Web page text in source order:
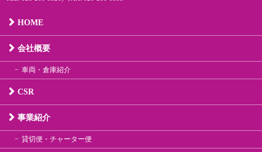
HOME
会社概要
車両・倉庫紹介
CSR
事業紹介
貸切便・チャーター便